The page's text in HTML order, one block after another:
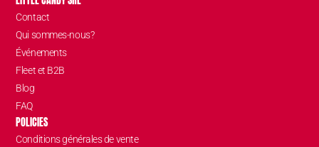
Contact
Qui sommes-nous?
Événements
Fleet et B2B
Blog
FAQ
POLICIES
Conditions générales de vente